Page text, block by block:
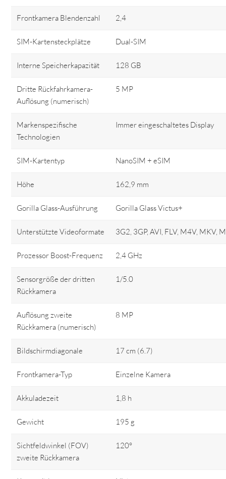
Frontkamera Blendenzahl 2,4
SIM-Kartensteckplätze Dual-SIM
Interne Speicherkapazität 128 GB
Dritte Rückfahrkamera-
Auflösung (numerisch)
5 MP
Markenspezifische
Technologien
Immer eingeschaltetes Display
SIM-Kartentyp NanoSIM + eSIM
Höhe 162,9 mm
Gorilla Glass-Ausführung Gorilla Glass Victus+
Unterstützte Videoformate 3G2, 3GP, AVI, FLV, M4V, MKV,
Prozessor Boost-Frequenz 2,4 GHz
Sensorgröße der dritten
Rückkamera
1/5.0
Auflösung zweite
Rückkamera (numerisch)
8 MP
Bildschirmdiagonale 17 cm (6.7)
Frontkamera-Typ Einzelne Kamera
Akkuladezeit 1,8 h
Gewicht 195 g
Sichtfeldwinkel (FOV)
zweite Rückkamera
120°